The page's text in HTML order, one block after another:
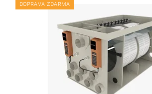
DOPRAVA ZDARMA